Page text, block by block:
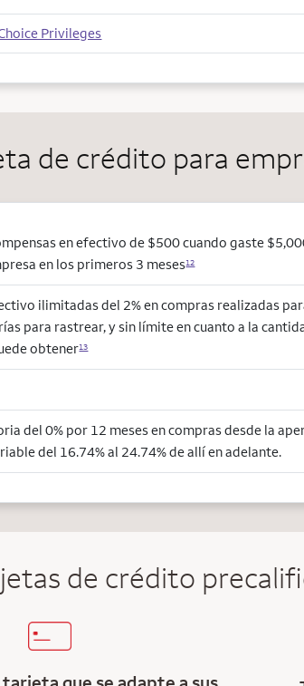
Privileges
de crédito para
en efectivo de $500 cuando gaste
en los primeros 3 meses12
ilimitadas del 2% en compras realizadas
para rastrear, y sin límite en cuanto a la
obtener13
del 0% por 12 meses en compras desde la
del 16.74% al 24.74% de allí en adelante.
de crédito